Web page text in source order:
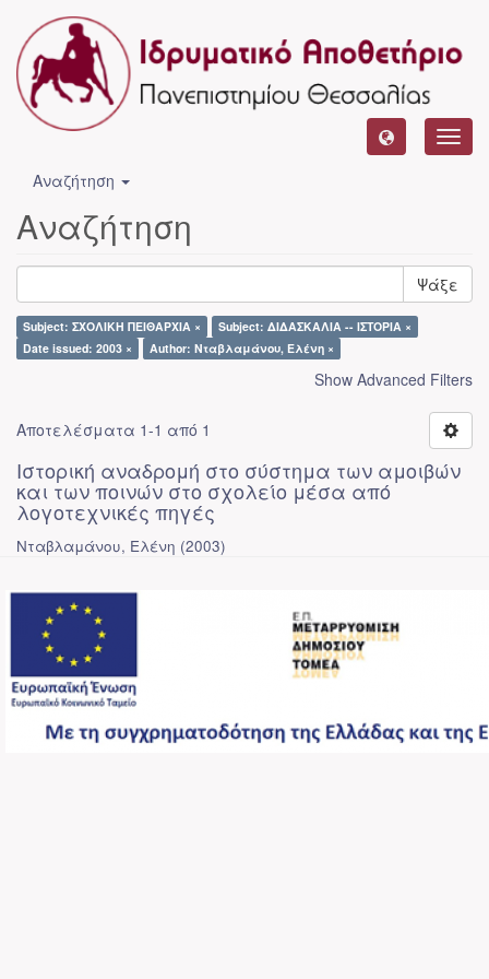
Αναζήτηση
Αναζήτηση
Ψάξε
Subject: ΣΧΟΛΙΚΗ ΠΕΙΘΑΡΧΙΑ ×
Subject: ΔΙΔΑΣΚΑΛΙΑ -- ΙΣΤΟΡΙΑ ×
Date issued: 2003 ×
Author: Νταβλαμάνου, Ελένη ×
Show Advanced Filters
Αποτελέσματα 1-1 από 1
Ιστορική αναδρομή στο σύστημα των αμοιβών
και των ποινών στο σχολείο μέσα από
λογοτεχνικές πηγές
Νταβλαμάνου, Ελένη (2003)